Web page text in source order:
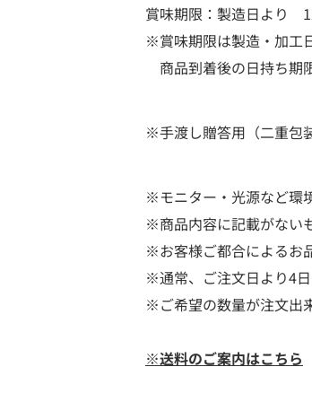
賞味期限：製造日より
※賞味期限は製造・加工
商品到着後の日持ち期
※手渡し贈答用（二重包
※モニター・光源など環
※商品内容に記載がない
※お客様ご都合によるお
※通常、ご注文日より4
※ご希望の数量が注文出
※送料のご案内はこちら